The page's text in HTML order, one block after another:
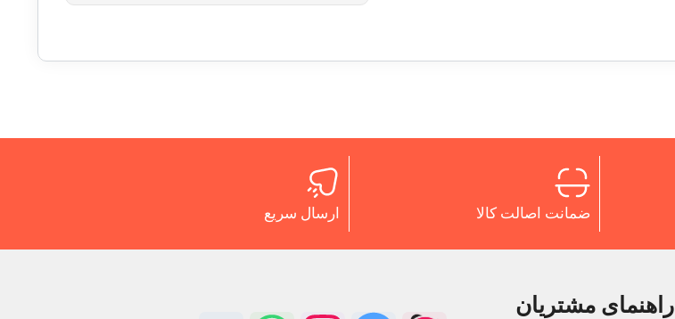
ضمانت اصالت کالا ارسال سریع
راهنمای مشتریان